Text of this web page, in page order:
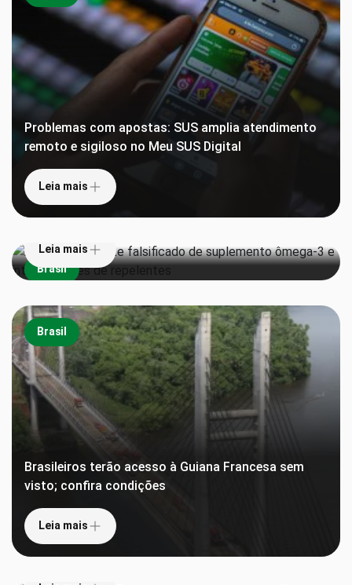
Problemas com apostas: SUS amplia atendimento
remoto e sigiloso no Meu SUS Digital
Leia mais
Brasil
Anvisa proíbe lote falsificado de suplemento
ômega-3 e interdita lotes de repelentes
Leia mais
Brasil
Brasileiros terão acesso à Guiana Francesa sem
visto; confira condições
Leia mais
‘Pula alfândega’: Receita lança sistema que agiliza
declaração de bens e desembarque de viajantes